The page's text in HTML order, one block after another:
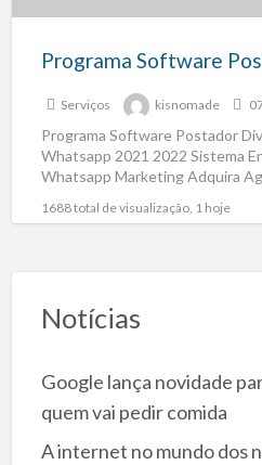
Serviços kisnomade
Programa Software Postador
Whatsapp 2021 2022 Sistema
Whatsapp Marketing Adquira
1688 total de visualização, 1 hoje
Notícias
Google lança novidade
quem vai pedir comida
A internet no mundo dos